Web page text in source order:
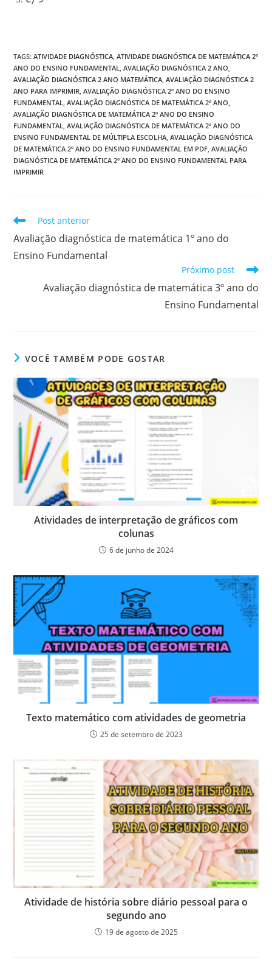
TAGS:ATIVIDADE DIAGNÓSTICA, ATIVIDADE DIAGNÓSTICA DE MATEMÁTICA 2º
ANO DO ENSINO FUNDAMENTAL, AVALIAÇÃO DIAGNÓSTICA 2 ANO,
AVALIAÇÃO DIAGNÓSTICA 2 ANO MATEMÁTICA, AVALIAÇÃO DIAGNÓSTICA 2
ANO PARA IMPRIMIR, AVALIAÇÃO DIAGNÓSTICA 2º ANO DO ENSINO
FUNDAMENTAL, AVALIAÇÃO DIAGNÓSTICA DE MATEMÁTICA 2º ANO,
AVALIAÇÃO DIAGNÓSTICA DE MATEMÁTICA 2º ANO DO ENSINO
FUNDAMENTAL, AVALIAÇÃO DIAGNÓSTICA DE MATEMÁTICA 2º ANO DO
ENSINO FUNDAMENTAL DE MÚLTIPLA ESCOLHA, AVALIAÇÃO DIAGNÓSTICA
DE MATEMÁTICA 2º ANO DO ENSINO FUNDAMENTAL EM PDF, AVALIAÇÃO
DIAGNÓSTICA DE MATEMÁTICA 2º ANO DO ENSINO FUNDAMENTAL PARA
IMPRIMIR
Leia
mais
artigos
Post anterior
Avaliação diagnóstica de matemática 1º ano do
Ensino Fundamental
Próximo post
Avaliação diagnóstica de matemática 3º ano do
Ensino Fundamental
VOCÊ TAMBÉM PODE GOSTAR
Atividades de interpretação de gráficos com
colunas
6 de junho de 2024
Texto matemático com atividades de geometria
25 de setembro de 2023
Atividade de história sobre diário pessoal para o
segundo ano
19 de agosto de 2025